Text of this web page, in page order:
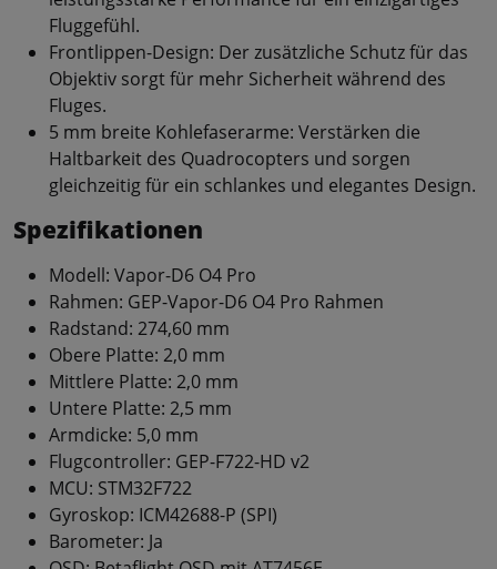
Fluggefühl.
Frontlippen-Design: Der zusätzliche Schutz für das
Objektiv sorgt für mehr Sicherheit während des
Fluges.
5 mm breite Kohlefaserarme: Verstärken die
Haltbarkeit des Quadrocopters und sorgen
gleichzeitig für ein schlankes und elegantes Design.
Spezifikationen
Modell: Vapor-D6 O4 Pro
Rahmen: GEP-Vapor-D6 O4 Pro Rahmen
Radstand: 274,60 mm
Obere Platte: 2,0 mm
Mittlere Platte: 2,0 mm
Untere Platte: 2,5 mm
Armdicke: 5,0 mm
Flugcontroller: GEP-F722-HD v2
MCU: STM32F722
Gyroskop: ICM42688-P (SPI)
Barometer: Ja